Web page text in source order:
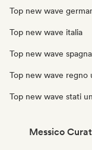
Top new wave
Top new wave italia
Top new wave spagna
Top new wave regno
Top new wave stati
Messico